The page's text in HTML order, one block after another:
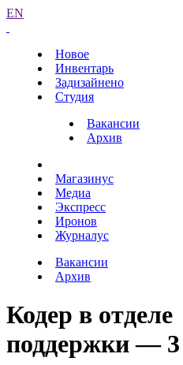
EN
Новое
Инвентарь
Задизайнено
Студия
Вакансии
Архив
Магазинус
Медиа
Экспресс
Иронов
Журналус
Вакансии
Архив
Кодер в отделе
поддержки — 3